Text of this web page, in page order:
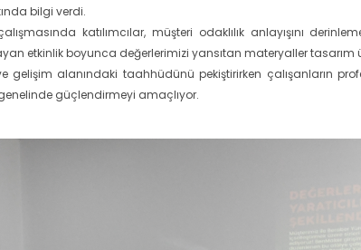
bilgi verdi.
katılımcılar, müşteri odaklılık anlayışını
etkinlik boyunca değerlerimizi yansıtan materyaller tasarım
gelişim alanındaki taahhüdünü pekiştirirken çalışanların
güçlendirmeyi amaçlıyor.